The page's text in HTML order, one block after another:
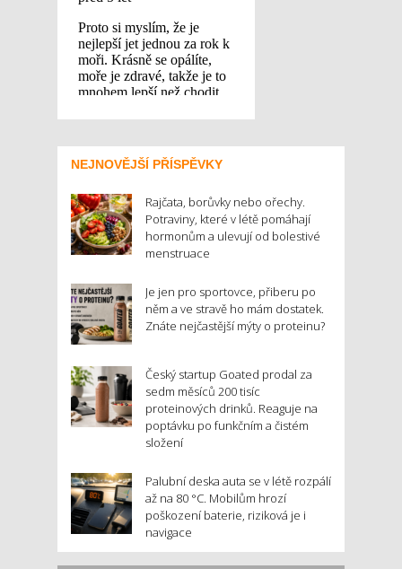
NEJNOVĚJŠÍ PŘÍSPĚVKY
Rajčata, borůvky nebo ořechy.
Potraviny, které v létě pomáhají
hormonům a ulevují od bolestivé
menstruace
Je jen pro sportovce, přiberu po
něm a ve stravě ho mám dostatek.
Znáte nejčastější mýty o proteinu?
Český startup Goated prodal za
sedm měsíců 200 tisíc
proteinových drinků. Reaguje na
poptávku po funkčním a čistém
složení
Palubní deska auta se v létě rozpálí
až na 80 °C. Mobilům hrozí
poškození baterie, riziková je i
navigace